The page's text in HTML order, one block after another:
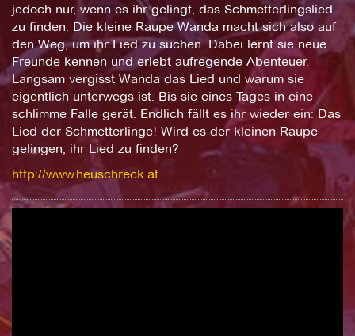
jedoch nur, wenn es ihr gelingt, das Schmetterlingslied
zu finden. Die kleine Raupe Wanda macht sich also auf
den Weg, um ihr Lied zu suchen. Dabei lernt sie neue
Freunde kennen und erlebt aufregende Abenteuer.
Langsam vergisst Wanda das Lied und warum sie
eigentlich unterwegs ist. Bis sie eines Tages in eine
schlimme Falle gerät. Endlich fällt es ihr wieder ein: Das
Lied der Schmetterlinge! Wird es der kleinen Raupe
gelingen, ihr Lied zu finden?
http://www.heuschreck.at